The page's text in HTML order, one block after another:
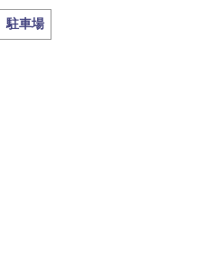
駐車場